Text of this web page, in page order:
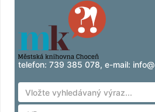
Zobrazuji výsledky1 - 10
Přeskočit na obsah
telefon: 739 385 078, e-mail: